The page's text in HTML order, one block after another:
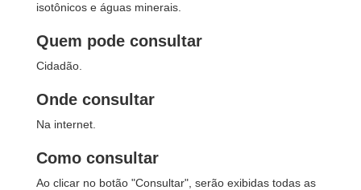
isotônicos e águas minerais.
Quem pode consultar
Cidadão.
Onde consultar
Na internet.
Como consultar
Ao clicar no botão "Consultar", serão exibidas todas as